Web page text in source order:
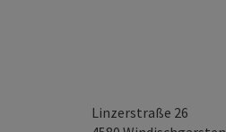
Linzerstraße 26